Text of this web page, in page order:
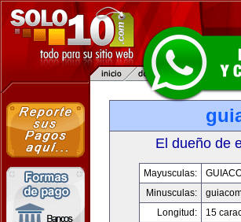
El dueño de
Mayusculas:
Minusculas:
Longitud:
15